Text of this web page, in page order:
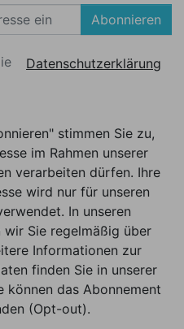
Abonnieren
Datenschutzerklärung
stimmen Sie zu,
im Rahmen unserer
verarbeiten dürfen. Ihre
wird nur für unseren
In unseren
Sie regelmäßig über
Informationen zur
finden Sie in unserer
können das Abonnement
(Opt-out).